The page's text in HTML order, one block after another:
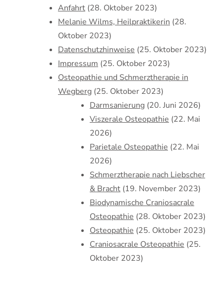
Anfahrt (28. Oktober 2023)
Melanie Wilms, Heilpraktikerin (28.
Oktober 2023)
Datenschutzhinweise (25. Oktober 2023)
Impressum (25. Oktober 2023)
Osteopathie und Schmerztherapie in
Wegberg (25. Oktober 2023)
Darmsanierung (20. Juni 2026)
Viszerale Osteopathie (22. Mai
2026)
Parietale Osteopathie (22. Mai
2026)
Schmerztherapie nach Liebscher
& Bracht (19. November 2023)
Biodynamische Craniosacrale
Osteopathie (28. Oktober 2023)
Osteopathie (25. Oktober 2023)
Craniosacrale Osteopathie (25.
Oktober 2023)